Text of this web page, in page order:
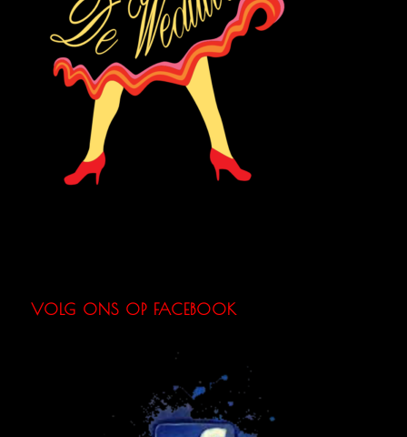
VOLG ONS OP FACEBOOK